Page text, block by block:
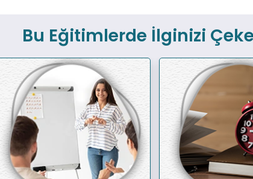
Bu Eğitimlerde İlginizi